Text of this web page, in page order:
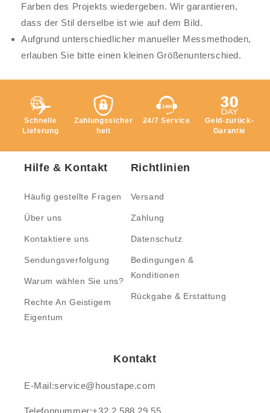
Farben des Projekts wiedergeben. Wir garantieren,
dass der Stil derselbe ist wie auf dem Bild.
Aufgrund unterschiedlicher manueller Messmethoden,
erlauben Sie bitte einen kleinen Größenunterschied.
Schnelle
Lieferung
Zahlungssicher
heit
24/7 Service
Geld-zurück-
Garantie
Hilfe & Kontakt
Häufig gestellte Fragen
Über uns
Kontaktiere uns
Sendungsverfolgung
Warum wählen Sie uns?
Rechte An Geistigem
Eigentum
Richtlinien
Versand
Zahlung
Datenschutz
Bedingungen &
Konditionen
Rückgabe & Erstattung
Kontakt
E-Mail:service@houstape.com
Telefonnummer:+32 2 588 29 55